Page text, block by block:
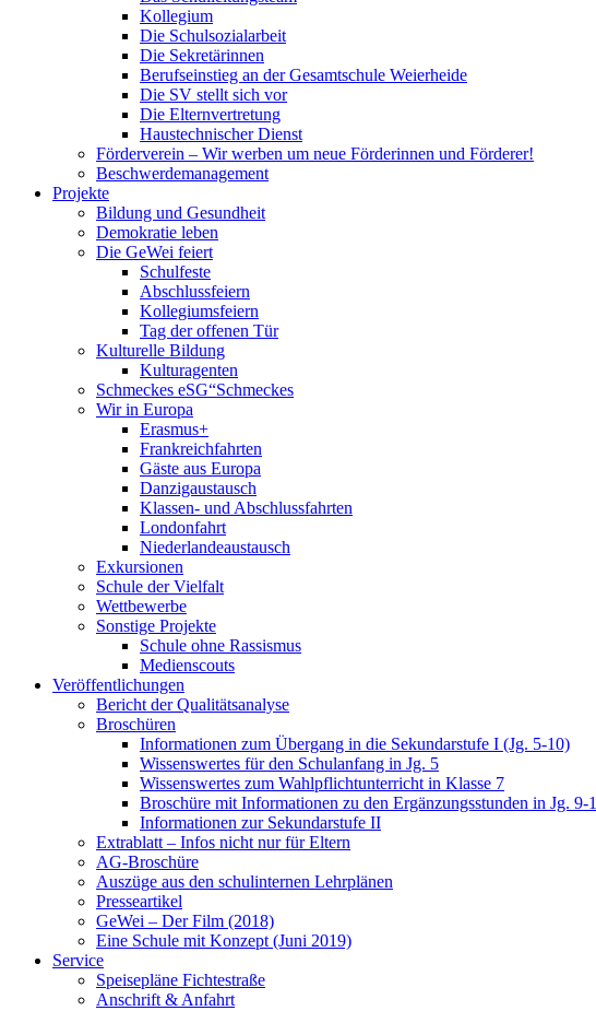
Kollegium
Die Schulsozialarbeit
Die Sekretärinnen
Berufseinstieg an der Gesamtschule Weierheide
Die SV stellt sich vor
Die Elternvertretung
Haustechnischer Dienst
Förderverein – Wir werben um neue Förderinnen und Förderer!
Beschwerdemanagement
Projekte
Bildung und Gesundheit
Demokratie leben
Die GeWei feiert
Schulfeste
Abschlussfeiern
Kollegiumsfeiern
Tag der offenen Tür
Kulturelle Bildung
Kulturagenten
Schmeckes eSG“Schmeckes
Wir in Europa
Erasmus+
Frankreichfahrten
Gäste aus Europa
Danzigaustausch
Klassen- und Abschlussfahrten
Londonfahrt
Niederlandeaustausch
Exkursionen
Schule der Vielfalt
Wettbewerbe
Sonstige Projekte
Schule ohne Rassismus
Medienscouts
Veröffentlichungen
Bericht der Qualitätsanalyse
Broschüren
Informationen zum Übergang in die Sekundarstufe I (Jg. 5-10)
Wissenswertes für den Schulanfang in Jg. 5
Wissenswertes zum Wahlpflichtunterricht in Klasse 7
Broschüre mit Informationen zu den Ergänzungsstunden in Jg. 9-
Informationen zur Sekundarstufe II
Extrablatt – Infos nicht nur für Eltern
AG-Broschüre
Auszüge aus den schulinternen Lehrplänen
Presseartikel
GeWei – Der Film (2018)
Eine Schule mit Konzept (Juni 2019)
Service
Speisepläne Fichtestraße
Anschrift & Anfahrt